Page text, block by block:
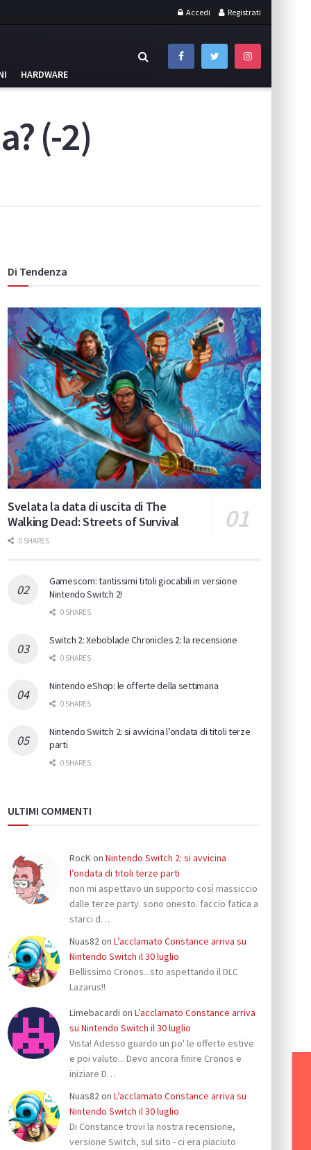
Accedi Registrati
HARDWARE
(-2)
Di Tendenza
Svelata la data di uscita di The
Walking Dead: Streets of Survival
0 SHARES
Gamescom: tantissimi titoli giocabili in versione
Nintendo Switch 2!
0 SHARES
Switch 2: Xeboblade Chronicles 2: la recensione
0 SHARES
Nintendo eShop: le offerte della settimana
0 SHARES
Nintendo Switch 2: si avvicina l’ondata di titoli terze
parti
0 SHARES
ULTIMI COMMENTI
RocKon Nintendo Switch 2: si avvicina
l’ondata di titoli terze parti
non mi aspettavo un supporto così massiccio
dalle terze party. sono onesto. faccio fatica a
starci d…
Nuas82on L’acclamato Constance arriva su
Nintendo Switch il 30 luglio
Bellissimo Cronos...sto aspettando il DLC
Lazarus!!
Limebacardi on L’acclamato Constance arriva
su Nintendo Switch il 30 luglio
Vista! Adesso guardo un po' le offerte estive
e poi valuto... Devo ancora finire Cronos e
iniziare D…
Nuas82on L’acclamato Constance arriva su
Nintendo Switch il 30 luglio
Di Constance trovi la nostra recensione,
versione Switch, sul sito - ci era piaciuto